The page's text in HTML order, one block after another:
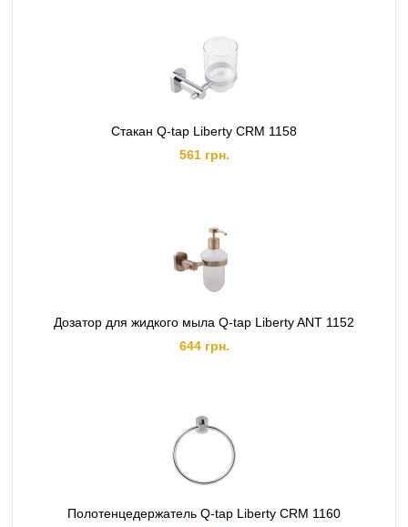
Стакан Q-tap Liberty CRM 1158
561 грн.
Дозатор для жидкого мыла Q-tap Liberty ANT 1152
644 грн.
Полотенцедержатель Q-tap Liberty CRM 1160